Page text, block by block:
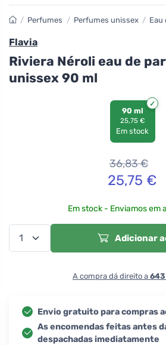
/ Perfumes / Perfumes unissex / Eau
Flavia
Riviera Néroli eau de
unissex 90 ml
90 ml
25,75 €
Em stock
36,83€
25,75 €
Em stock - Enviamos em
Adicionar
A compra dá direito a 643
Envio gratuito para compras
As encomendas feitas antes
despachadas imediatamente